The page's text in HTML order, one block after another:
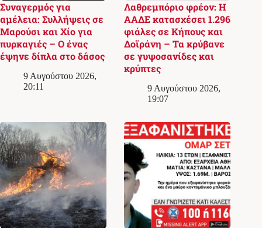
Συναγερμός για
αμέλεια: Συλλήψεις σε
Μαρούσι και Χίο για
πυρκαγιές – Ο ένας
έψηνε δίπλα στο δάσος
9 Αυγούστου 2026,
20:11
Λαθρεμπόριο φρέον: Η
ΑΑΔΕ κατασχέσει 1.296
φιάλες σε Κήπους και
Δοϊράνη – Τα κρύβανε
σε γυψοσανίδες και
κρύπτες
9 Αυγούστου 2026,
19:07